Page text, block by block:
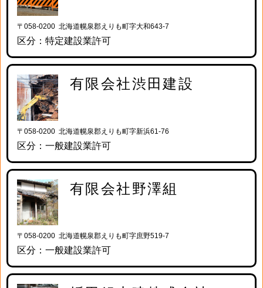
〒058-0200 北海道幌泉郡えりも町字大和643-7
区分：特定建設業許可
有限会社渋田建設
〒058-0200 北海道幌泉郡えりも町字新浜61-76
区分：一般建設業許可
有限会社野澤組
〒058-0200 北海道幌泉郡えりも町字庶野519-7
区分：一般建設業許可